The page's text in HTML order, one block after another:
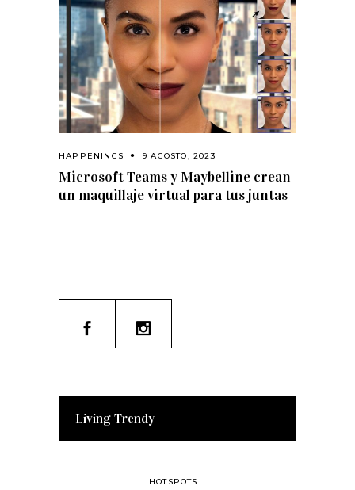
HAPPENINGS 9 AGOSTO, 2023
Microsoft Teams y Maybelline crean
un maquillaje virtual para tus juntas
Living Trendy
HOTSPOTS